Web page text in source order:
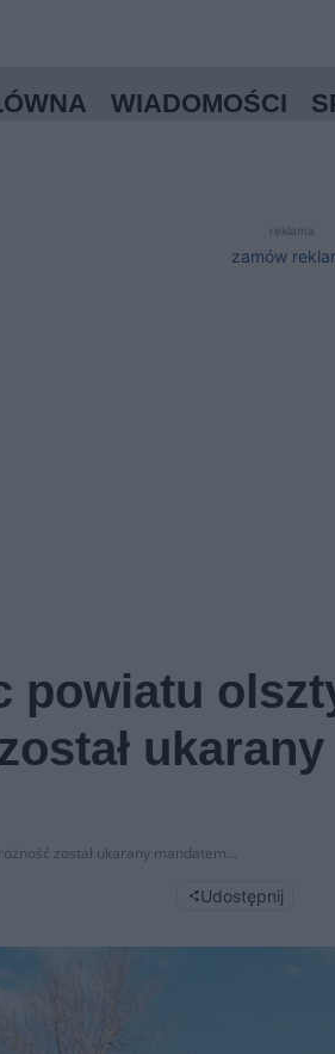
WIADOMOŚCI
reklama
zamów
powiatu
został ukarany mandatem...
Udostępnij